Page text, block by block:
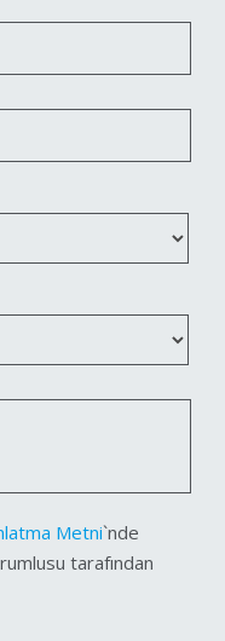
Metni`nde
tarafından